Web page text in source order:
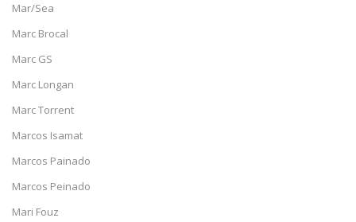
Mar/Sea
Marc Brocal
Marc GS
Marc Longan
Marc Torrent
Marcos Isamat
Marcos Painado
Marcos Peinado
Mari Fouz